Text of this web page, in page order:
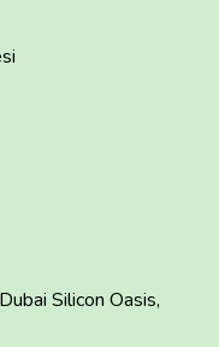
Silicon Oasis,